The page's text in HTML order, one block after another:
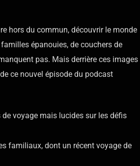
hors du commun, découvrir le monde
épanouies, de couchers de
pas. Mais derrière ces images
ce nouvel épisode du podcast
de voyage mais lucides sur les défis
familiaux, dont un récent voyage de